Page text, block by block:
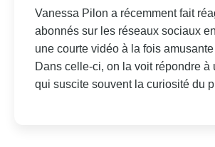
Vanessa Pilon a récemment fait
abonnés sur les réseaux sociaux
une courte vidéo à la fois
Dans celle-ci, on la voit répondre à
qui suscite souvent la curiosité du